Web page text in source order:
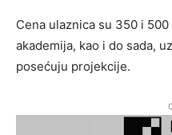
Cena ulaznica su 350 i
akademija, kao i do sada,
posećuju projekcije.